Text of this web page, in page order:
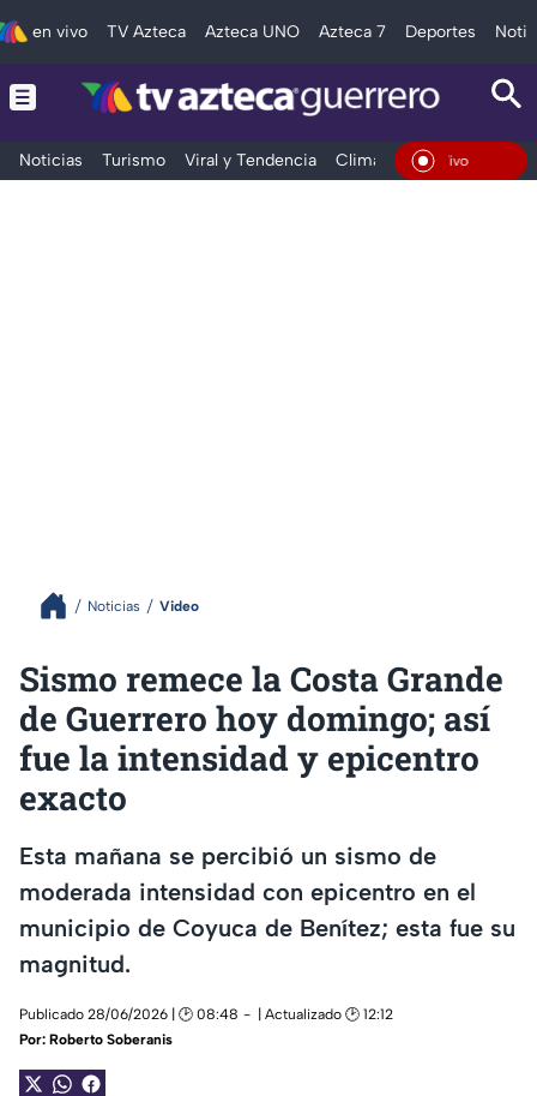
en vivo TV Azteca Azteca UNO Azteca 7 Deportes
Noticias Turismo Viral y Tendencia Clima Deportes
En Vivo
Noticias Video
Sismo remece la Costa Grande
de Guerrero hoy domingo; así
fue la intensidad y epicentro
exacto
Esta mañana se percibió un sismo de
moderada intensidad con epicentro en el
municipio de Coyuca de Benítez; esta fue su
magnitud.
Publicado 28/06/2026 | 🕑 08:48
| Actualizado 🕑 12:12
Por: Roberto Soberanis